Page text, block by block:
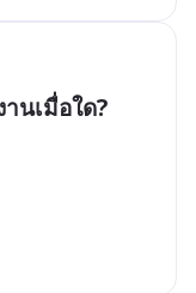
นเมื่อใด?